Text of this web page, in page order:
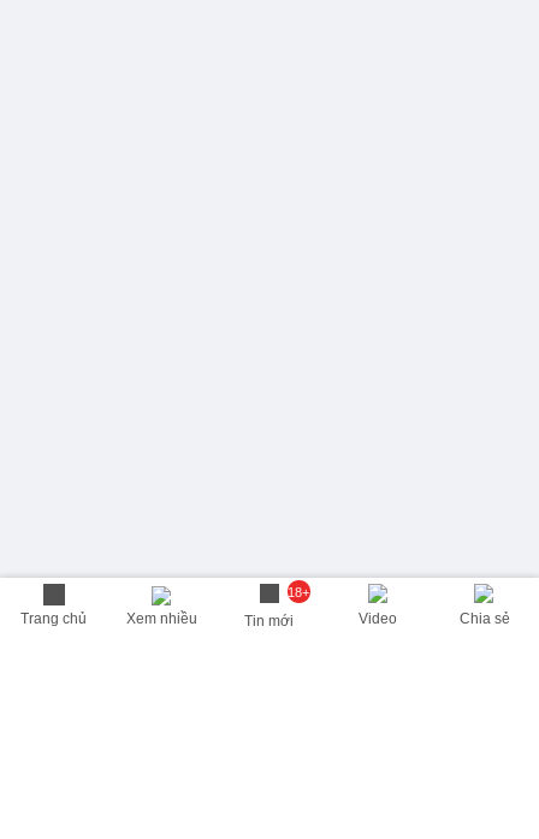
Trang chủ Xem nhiều
18+
Tin mới Video Chia sẻ